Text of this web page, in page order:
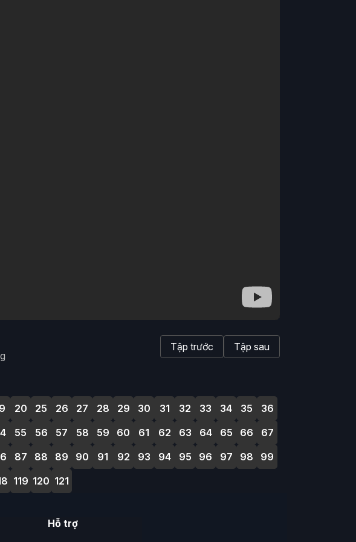
Tập trước Tập sau
20 25 26 27 28 29 30 31 32 33 34 35
36
55 56 57 58 59 60 61 62 63 64 65 66
67
87 88 89 90 91 92 93 94 95 96 97 98
99
119 120 121
Hỗ trợ